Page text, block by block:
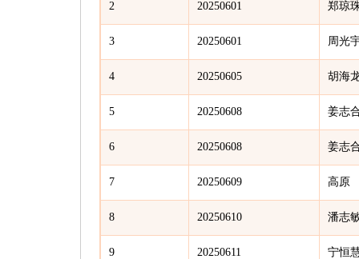
2 20250601 郑琼
3 20250601 周光
4 20250605 胡海
5 20250608 姜志
6 20250608 姜志
7 20250609 高原
8 20250610 潘志
9 20250611 宁恒